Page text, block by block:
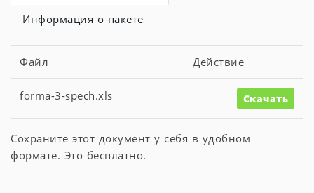
Информация о пакете
Файл Действие
forma-3-spech.xls Скачать
Сохраните этот документ у себя в удобном
формате. Это бесплатно.